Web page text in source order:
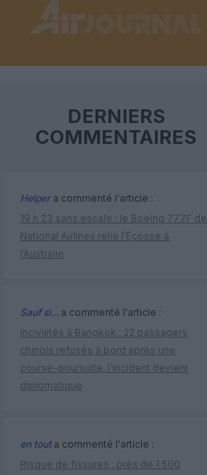
DERNIERS
COMMENTAIRES
Helpera commenté l'article :
19 h 23 sans escale : le Boeing 777F de
National Airlines relie l’Écosse à
l’Australie
Sauf si… a commenté l'article :
Incivilités à Bangkok : 22 passagers
chinois refusés à bord après une
course-poursuite, l’incident devient
diplomatique
en touta commenté l'article :
Risque de fissures : près de 1 500